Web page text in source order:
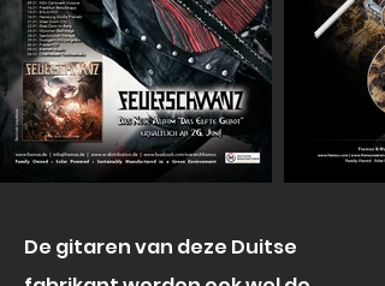
De gitaren van deze Duitse